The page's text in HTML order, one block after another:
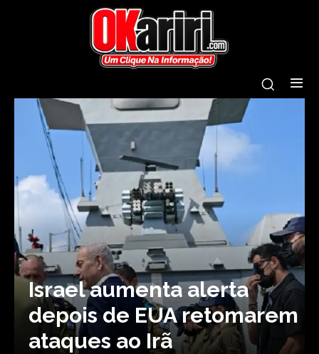
Israel aumenta alerta
depois de EUA retomarem
ataques ao Irã